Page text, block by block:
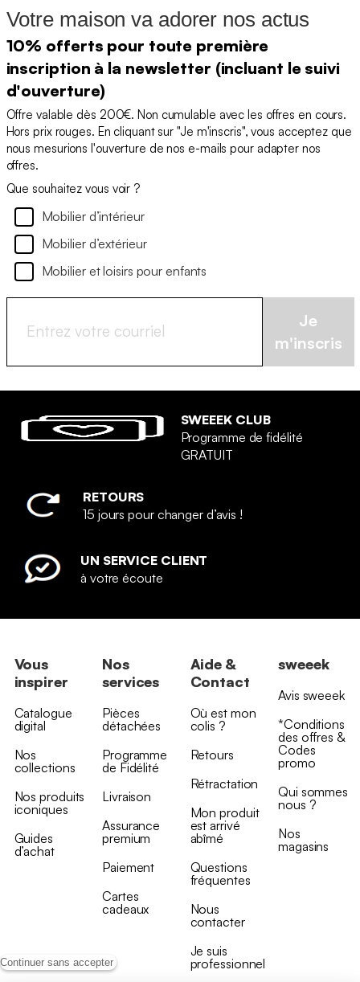
Continuer sans accepter
Votre maison va adorer nos actus
10% offerts pour toute première
inscription à la newsletter (incluant le suivi
d'ouverture)
Offre valable dès 200€. Non cumulable avec les offres en cours.
Hors prix rouges. En cliquant sur "Je m'inscris", vous acceptez que
nous mesurions l'ouverture de nos e-mails pour adapter nos
offres.
Que souhaitez vous voir ?
Mobilier d’intérieur
Mobilier d’extérieur
Mobilier et loisirs pour enfants
Je
m'inscris
SWEEEK CLUB
Programme de fidélité
GRATUIT
RETOURS
15 jours pour changer d’avis !
UN SERVICE CLIENT
à votre écoute
Vous
inspirer
Catalogue
digital
Nos
collections
Nos produits
iconiques
Guides
d’achat
Nos
services
Pièces
détachées
Programme
de Fidélité
Livraison
Assurance
premium
Paiement
Cartes
cadeaux
Aide &
Contact
Où est mon
colis ?
Retours
Rétractation
Mon produit
est arrivé
abîmé
Questions
fréquentes
Nous
contacter
Je suis
professionnel
sweeek
Avis sweeek
*Conditions
des offres &
Codes
promo
Qui sommes
nous ?
Nos
magasins